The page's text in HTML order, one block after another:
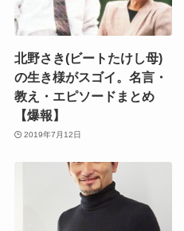
北野さき(ビートたけし母)
の生き様がスゴイ。名言・
教え・エピソードまとめ
【爆報】
2019年7月12日